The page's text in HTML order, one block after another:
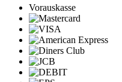
Vorauskasse